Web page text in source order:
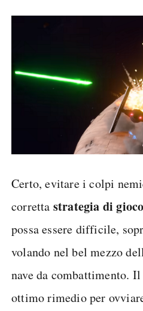
Certo, evitare i colpi
corretta strategia di gioco
possa essere difficile,
volando nel bel mezzo
nave da combattimento.
ottimo rimedio per